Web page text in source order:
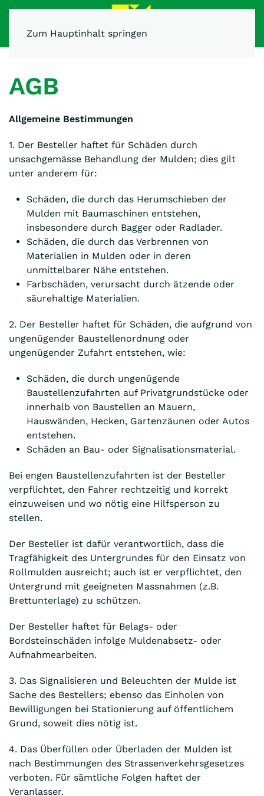
Zum Hauptinhalt springen
AGB
Allgemeine Bestimmungen
1. Der Besteller haftet für Schäden durch
unsachgemässe Behandlung der Mulden; dies gilt
unter anderem für:
Schäden, die durch das Herumschieben der
Mulden mit Baumaschinen entstehen,
insbesondere durch Bagger oder Radlader.
Schäden, die durch das Verbrennen von
Materialien in Mulden oder in deren
unmittelbarer Nähe entstehen.
Farbschäden, verursacht durch ätzende oder
säurehaltige Materialien.
2. Der Besteller haftet für Schäden, die aufgrund von
ungenügender Baustellenordnung oder
ungenügender Zufahrt entstehen, wie:
Schäden, die durch ungenügende
Baustellenzufahrten auf Privatgrundstücke oder
innerhalb von Baustellen an Mauern,
Hauswänden, Hecken, Gartenzäunen oder Autos
entstehen.
Schäden an Bau- oder Signalisationsmaterial.
Bei engen Baustellenzufahrten ist der Besteller
verpflichtet, den Fahrer rechtzeitig und korrekt
einzuweisen und wo nötig eine Hilfsperson zu
stellen.
Der Besteller ist dafür verantwortlich, dass die
Tragfähigkeit des Untergrundes für den Einsatz von
Rollmulden ausreicht; auch ist er verpflichtet, den
Untergrund mit geeigneten Massnahmen (z.B.
Brettunterlage) zu schützen.
Der Besteller haftet für Belags- oder
Bordsteinschäden infolge Muldenabsetz- oder
Aufnahmearbeiten.
3. Das Signalisieren und Beleuchten der Mulde ist
Sache des Bestellers; ebenso das Einholen von
Bewilligungen bei Stationierung auf öffentlichem
Grund, soweit dies nötig ist.
4. Das Überfüllen oder Überladen der Mulden ist
nach Bestimmungen des Strassenverkehrsgesetzes
verboten. Für sämtliche Folgen haftet der
Veranlasser.